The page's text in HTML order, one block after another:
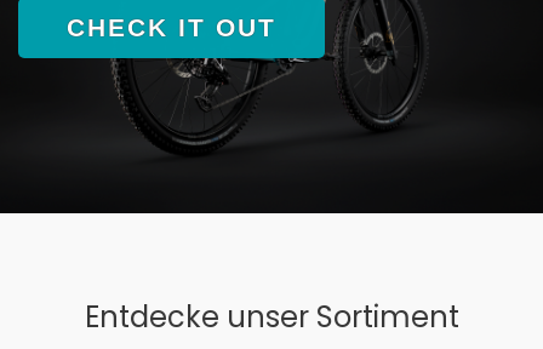
CHECK IT OUT
Entdecke unser Sortiment